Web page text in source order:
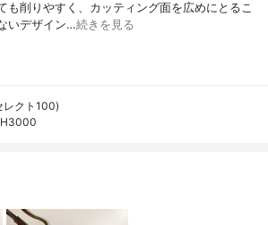
も削りやすく、カッティング面を広めにとるこ
いデザイン…続きを見る
レクト100)